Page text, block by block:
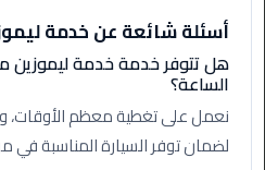
الأحمر
من
مطار
القاهرة
ليموزين
أسئلة شائعة عن خدمة
هل تتوفر خدمة خدمة ليموزين
الساعة؟
نعمل على تغطية معظم الأوقات،
لضمان توفر السيارة المناسبة في